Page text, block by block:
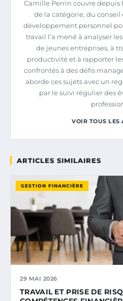
Camille Perrin couvre
de la catégorie, du
développement personnel
travail l’a mené à analyser
de jeunes entreprises, à
productivité et à rapporter
confrontés à des défis
aborde ces sujets avec un
par le suivi régulier des
VOIR TOUS LES
ARTICLES SIMILAIRES
GESTION FINANCIÈRE
29 MAI 2026
TRAVAIL ET PRISE DE